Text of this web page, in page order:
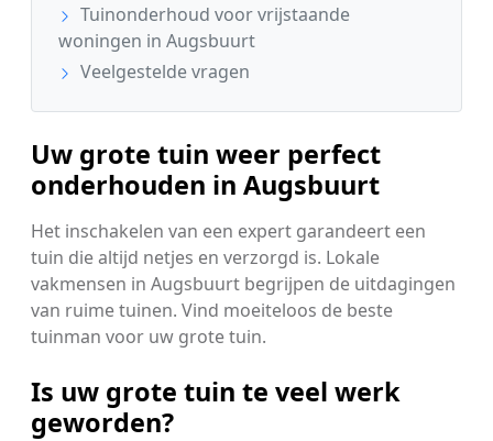
Tuinonderhoud voor vrijstaande
woningen in Augsbuurt
Veelgestelde vragen
Uw grote tuin weer perfect
onderhouden in Augsbuurt
Het inschakelen van een expert garandeert een
tuin die altijd netjes en verzorgd is. Lokale
vakmensen in Augsbuurt begrijpen de uitdagingen
van ruime tuinen. Vind moeiteloos de beste
tuinman voor uw grote tuin.
Is uw grote tuin te veel werk
geworden?